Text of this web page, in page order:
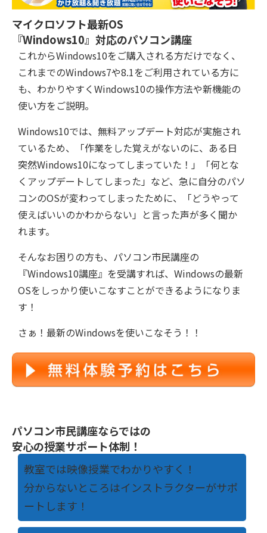
マイクロソフト最新OS
『Windows10』対応のパソコン講座
これからWindows10をご購入される方だけでなく、
これまでのWindows7や8.1をご利用されている方に
も、わかりやすくWindows10の操作方法や新機能の
使い方をご説明。
Windows10では、無料アップデート対応が実施され
ているため、「作業をした覚えがないのに、ある日
突然Windows10になってしまっていた！」「何とな
くアップデートしてしまった」など、急に自分のパソ
コンのOSが変わってしまったために、「どうやって
使えばいいのかわからない」と言った声が多く聞か
れます。
そんなお困りの方も、パソコン市民講座の
『Windows10講座』を受講すれば、Windowsの最新
OSをしっかり使いこなすことができるようになりま
す！
さぁ！最新のWindowsを使いこなそう！！
パソコン市民講座ならではの
安心の授業サポート体制！
教室では映像授業でわかりやすく！
分からないところはインストラクターがサポ
ートします！